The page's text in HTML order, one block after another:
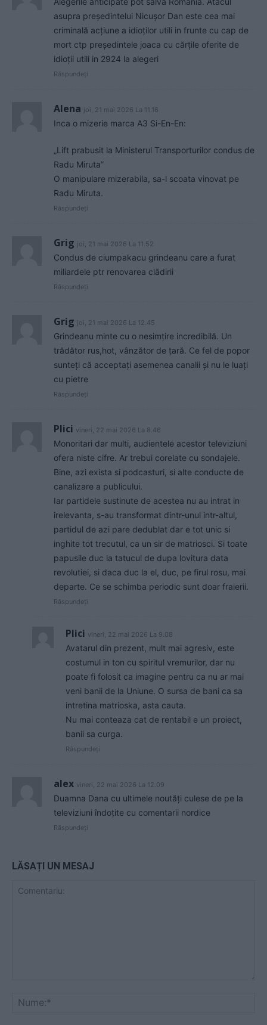
asupra președintelui Nicușor Dan este cea mai
criminală acțiune a idioților utili in frunte cu cap de
mort ctp președintele joaca cu cărțile oferite de
idioții utili in 2924 la alegeri
Răspundeți
Alena joi, 21 mai 2026 La 11.16
Inca o mizerie marca A3 Si-En-En:
„Lift prabusit la Ministerul Transporturilor condus de
Radu Miruta”
O manipulare mizerabila, sa-l scoata vinovat pe
Radu Miruta.
Răspundeți
Grig joi, 21 mai 2026 La 11.52
Condus de ciumpakacu grindeanu care a furat
miliardele ptr renovarea clădirii
Răspundeți
Grig joi, 21 mai 2026 La 12.45
Grindeanu minte cu o nesimțire incredibilă. Un
trădător rus,hot, vânzător de țară. Ce fel de popor
sunteți că acceptați asemenea canalii și nu le luați
cu pietre
Răspundeți
Plici vineri, 22 mai 2026 La 8.46
Monoritari dar multi, audientele acestor televiziuni
ofera niste cifre. Ar trebui corelate cu sondajele.
Bine, azi exista si podcasturi, si alte conducte de
canalizare a publicului.
Iar partidele sustinute de acestea nu au intrat in
irelevanta, s-au transformat dintr-unul intr-altul,
partidul de azi pare dedublat dar e tot unic si
inghite tot trecutul, ca un sir de matriosci. Si toate
papusile duc la tatucul de dupa lovitura data
revolutiei, si daca duc la el, duc, pe firul rosu, mai
departe. Ce se schimba periodic sunt doar fraierii.
Răspundeți
Plici vineri, 22 mai 2026 La 9.08
Avatarul din prezent, mult mai agresiv, este
costumul in ton cu spiritul vremurilor, dar nu
poate fi folosit ca imagine pentru ca nu ar mai
veni banii de la Uniune. O sursa de bani ca sa
intretina matrioska, asta cauta.
Nu mai conteaza cat de rentabil e un proiect,
banii sa curga.
Răspundeți
alex vineri, 22 mai 2026 La 12.09
Duamna Dana cu ultimele noutăți culese de pe la
televiziuni îndoțite cu comentarii nordice
Răspundeți
LĂSAȚI UN MESAJ